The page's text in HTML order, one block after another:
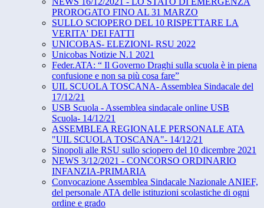
PROROGATO FINO AL 31 MARZO
SULLO SCIOPERO DEL 10 RISPETTARE LA
VERITA' DEI FATTI
UNICOBAS- ELEZIONI- RSU 2022
Unicobas Notizie N.1 2021
Feder.ATA: “ Il Governo Draghi sulla scuola è in piena
confusione e non sa più cosa fare”
UIL SCUOLA TOSCANA- Assemblea Sindacale del
17/12/21
USB Scuola - Assemblea sindacale online USB
Scuola- 14/12/21
ASSEMBLEA REGIONALE PERSONALE ATA
"UIL SCUOLA TOSCANA"- 14/12/21
Sinopoli alle RSU sullo sciopero del 10 dicembre 2021
NEWS 3/12/2021 - CONCORSO ORDINARIO
INFANZIA-PRIMARIA
Convocazione Assemblea Sindacale Nazionale ANIEF,
del personale ATA delle istituzioni scolastiche di ogni
ordine e grado